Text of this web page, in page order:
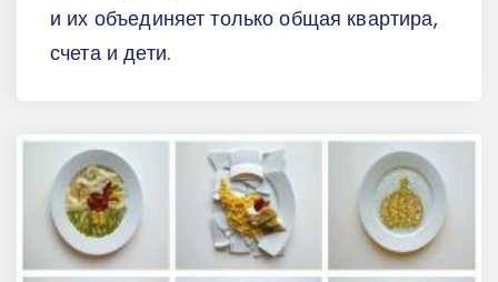
и их объединяет только общая квартира,
счета и дети.